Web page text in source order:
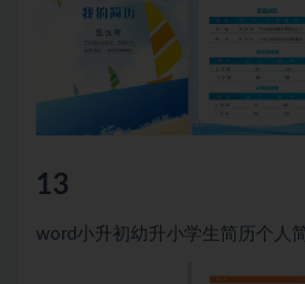
13
word小升初幼升小学生简历个人